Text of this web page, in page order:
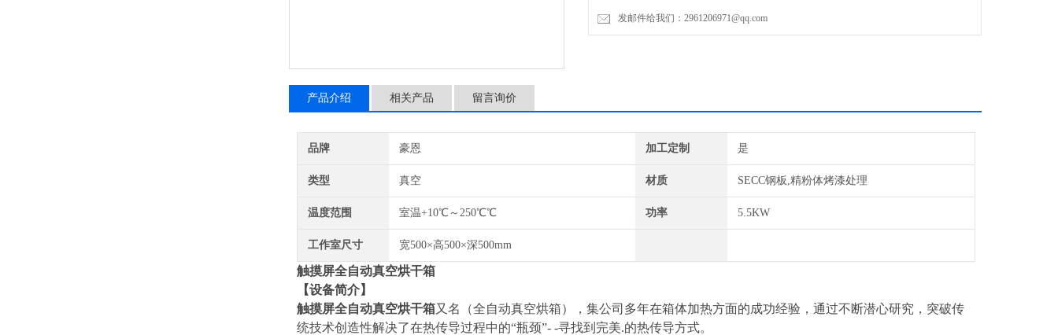
发邮件给我们：2961206971@qq.com
产品介绍 相关产品 留言询价
品牌 豪恩 加工定制 是
类型 真空 材质 SECC钢板,精粉体烤漆处理
温度范围 室温+10℃～250℃℃ 功率 5.5KW
工作室尺寸 宽500×高500×深500mm
触摸屏全自动真空烘干箱
【设备简介】
触摸屏全自动真空烘干箱又名（全自动真空烘箱），集公司多年在箱体加热方面的成功经验，通过不断潜心研究，突破传
统技术创造性解决了在热传导过程中的“瓶颈”- -寻找到完美.的热传导方式。